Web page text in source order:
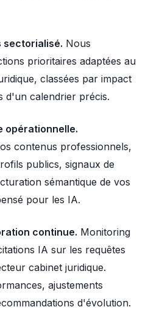
sectorialisé. Nous
prioritaires adaptées au
classées par impact
d'un calendrier précis.
opérationnelle.
contenus professionnels,
publics, signaux de
sémantique de vos
pour les IA.
continue. Monitoring
IA sur les requêtes
cabinet juridique.
ajustements
d'évolution.